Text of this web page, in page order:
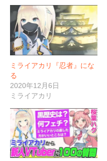
ミライアカリ『忍者』にな
る
2020年12月6日
ミライアカリ